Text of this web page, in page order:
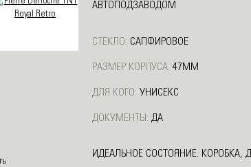
АВТОПОДЗАВОДОМ
СТЕКЛО: САПФИРОВОЕ
РАЗМЕР КОРПУСА: 47ММ
ДЛЯ КОГО: УНИСЕКС
ДОКУМЕНТЫ: ДА
ИДЕАЛЬНОЕ СОСТОЯНИЕ. КОРОБКА,